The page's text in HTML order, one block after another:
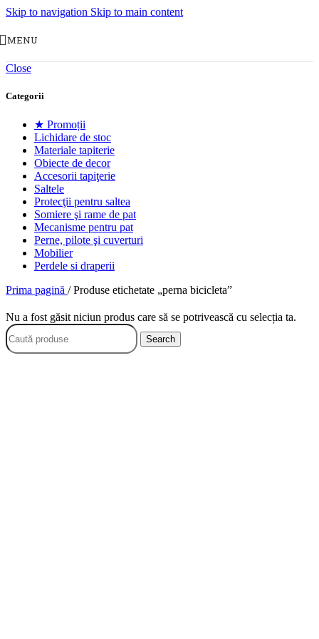
Skip to navigation Skip to main content
MENU
Close
Categorii
★ Promoții
Lichidare de stoc
Materiale tapiterie
Obiecte de decor
Accesorii tapiţerie
Saltele
Protecţii pentru saltea
Somiere şi rame de pat
Mecanisme pentru pat
Perne, pilote şi cuverturi
Mobilier
Perdele si draperii
Prima pagină / Produse etichetate „perna bicicleta”
Nu a fost găsit niciun produs care să se potrivească cu selecția ta.
Search